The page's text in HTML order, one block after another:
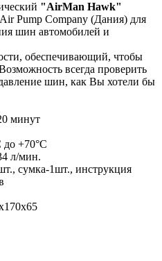
"AirMan Hawk"
Pump Company (Дания) для
шин автомобилей и
обеспечивающий, чтобы
всегда проверить
шин, как Вы хотели бы
минут
до +70°С
л/мин.
сумка-1шт., инструкция